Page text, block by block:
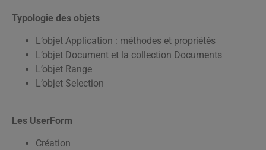
Typologie des objets
L’objet Application : méthodes et propriétés
L’objet Document et la collection Documents
L’objet Range
L’objet Selection
Les UserForm
Création